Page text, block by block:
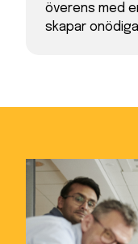
överens med
skapar